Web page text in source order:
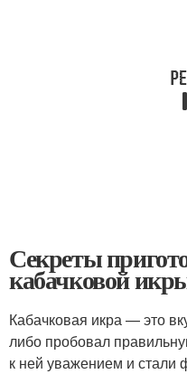
Секреты
кабачковой
Кабачковая икра — это
либо пробовал
к ней уважением и стали